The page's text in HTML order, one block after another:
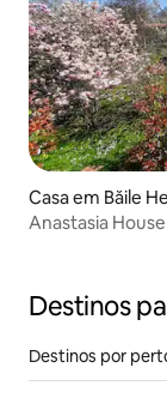
Casa em Băile
Anastasia
Destinos
Destinos por